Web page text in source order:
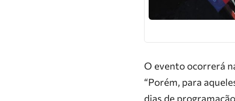
O evento ocorrerá
“Porém, para
dias de